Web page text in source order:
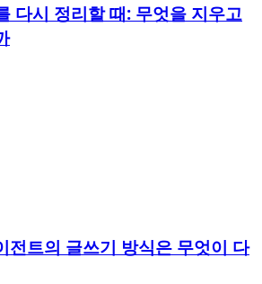
다시 정리할 때: 무엇을 지우고
전트의 글쓰기 방식은 무엇이 다